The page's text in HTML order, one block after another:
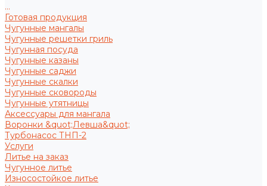
...
Готовая продукция
Чугунные мангалы
Чугунные решетки гриль
Чугунная посуда
Чугунные казаны
Чугунные саджи
Чугунные скалки
Чугунные сковороды
Чугунные утятницы
Аксессуары для мангала
Воронки &quot;Левша&quot;
Турбонасос ТНП-2
Услуги
Литье на заказ
Чугунное литье
Износостойкое литье